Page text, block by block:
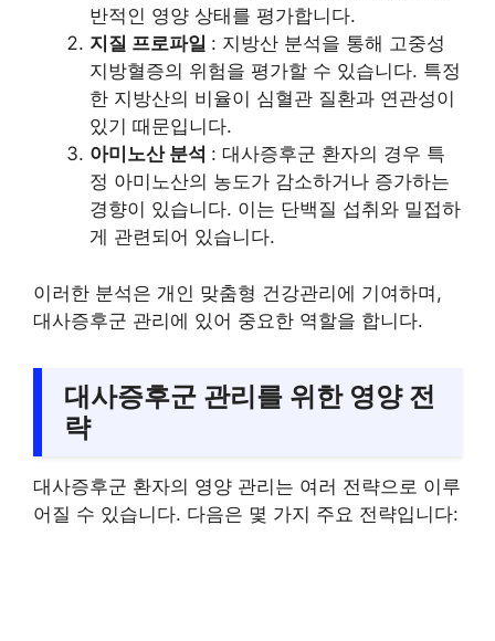
반적인 영양 상태를 평가합니다.
지질 프로파일 : 지방산 분석을 통해 고중성
지방혈증의 위험을 평가할 수 있습니다. 특정
한 지방산의 비율이 심혈관 질환과 연관성이
있기 때문입니다.
아미노산 분석 : 대사증후군 환자의 경우 특
정 아미노산의 농도가 감소하거나 증가하는
경향이 있습니다. 이는 단백질 섭취와 밀접하
게 관련되어 있습니다.
이러한 분석은 개인 맞춤형 건강관리에 기여하며,
대사증후군 관리에 있어 중요한 역할을 합니다.
대사증후군 관리를 위한 영양 전
략
대사증후군 환자의 영양 관리는 여러 전략으로 이루
어질 수 있습니다. 다음은 몇 가지 주요 전략입니다: